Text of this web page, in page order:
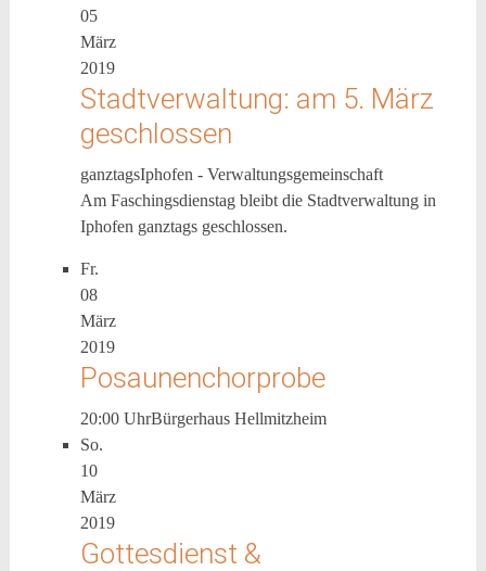
05
März
2019
Stadtverwaltung: am 5. März
geschlossen
ganztagsIphofen - Verwaltungsgemeinschaft
Am Faschingsdienstag bleibt die Stadtverwaltung in
Iphofen ganztags geschlossen.
Fr.
08
März
2019
Posaunenchorprobe
20:00 UhrBürgerhaus Hellmitzheim
So.
10
März
2019
Gottesdienst &